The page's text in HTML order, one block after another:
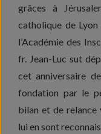
grâces à
catholique de
l’Académie des
fr. Jean-Luc sut
cet anniversaire
fondation par le
bilan et de relance
lui en sont